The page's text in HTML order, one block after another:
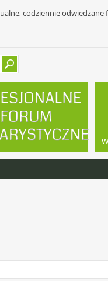
codziennie